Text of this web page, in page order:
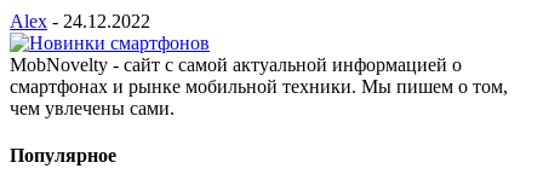
Alex - 24.12.2022
MobNovelty - сайт с самой актуальной информацией о
смартфонах и рынке мобильной техники. Мы пишем о том,
чем увлечены сами.
Популярное